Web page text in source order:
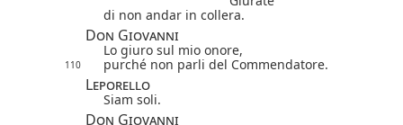
di non andar in collera.
Don Giovanni
Lo giuro sul mio onore,
110 purché non parli del Commendatore.
Leporello
Siam soli.
Don Giovanni